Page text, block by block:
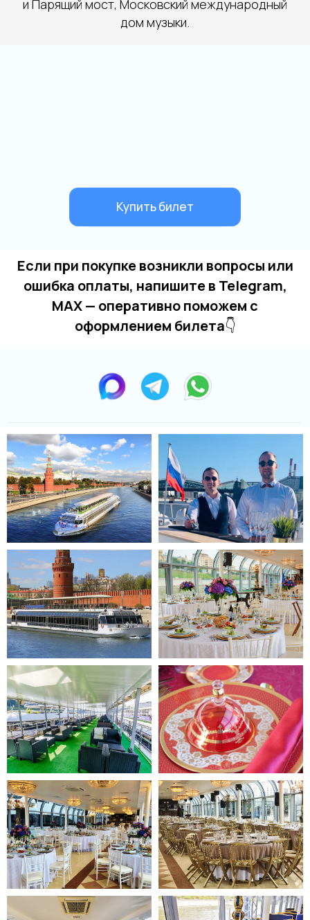
и Парящий мост, Московский международный
дом музыки.
Если при покупке возникли вопросы или
ошибка оплаты, напишите в Telegram,
MAX — оперативно поможем с
оформлением билета👇